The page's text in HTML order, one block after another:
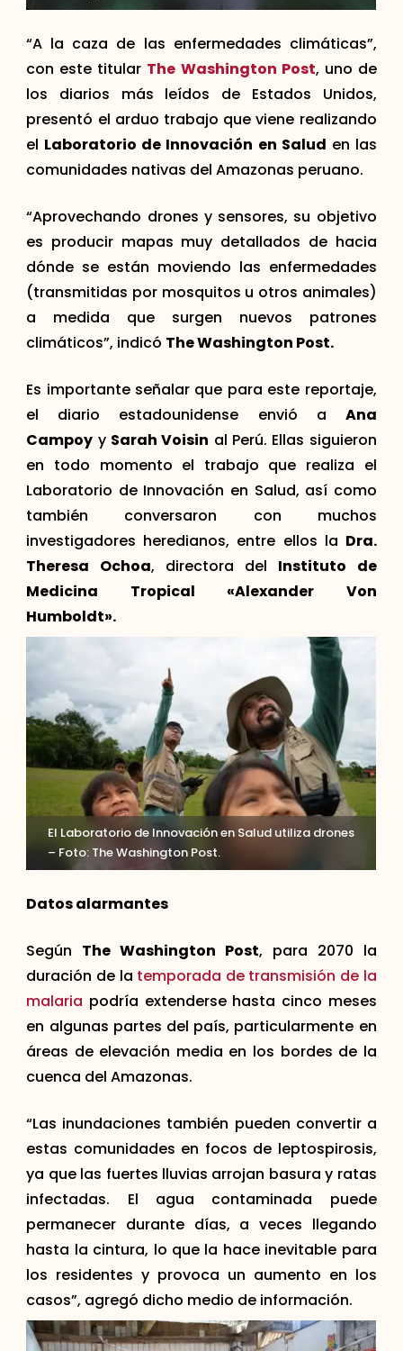
“A la caza de las enfermedades climáticas”,
con este titular The Washington Post, uno de
los diarios más leídos de Estados Unidos,
presentó el arduo trabajo que viene realizando
el Laboratorio de Innovación en Salud en las
comunidades nativas del Amazonas peruano.
“Aprovechando drones y sensores, su objetivo
es producir mapas muy detallados de hacia
dónde se están moviendo las enfermedades
(transmitidas por mosquitos u otros animales)
a medida que surgen nuevos patrones
climáticos”, indicó The Washington Post.
Es importante señalar que para este reportaje,
el diario estadounidense envió a Ana
Campoy y Sarah Voisin al Perú. Ellas siguieron
en todo momento el trabajo que realiza el
Laboratorio de Innovación en Salud, así como
también conversaron con muchos
investigadores heredianos, entre ellos la Dra.
Theresa Ochoa, directora del Instituto de
Medicina Tropical «Alexander Von
Humboldt».
El Laboratorio de Innovación en Salud utiliza drones
– Foto: The Washington Post.
Datos alarmantes
Según The Washington Post, para 2070 la
duración de la temporada de transmisión de la
malaria podría extenderse hasta cinco meses
en algunas partes del país, particularmente en
áreas de elevación media en los bordes de la
cuenca del Amazonas.
“Las inundaciones también pueden convertir a
estas comunidades en focos de leptospirosis,
ya que las fuertes lluvias arrojan basura y ratas
infectadas. El agua contaminada puede
permanecer durante días, a veces llegando
hasta la cintura, lo que la hace inevitable para
los residentes y provoca un aumento en los
casos”, agregó dicho medio de información.